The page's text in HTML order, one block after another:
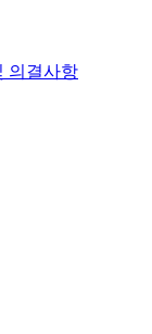
의결사항